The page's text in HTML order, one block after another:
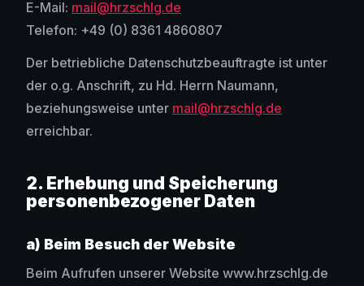
E-Mail: mail@hrzschlg.de
Telefon: +49 (0) 8361 4860807
Der betriebliche Datenschutzbeauftragte ist unter
der o.g. Anschrift, zu Hd. Herrn Naumann,
beziehungsweise unter mail@hrzschlg.de
erreichbar.
2. Erhebung und Speicherung
personenbezogener Daten
a) Beim Besuch der Website
Beim Aufrufen unserer Website www.hrzschlg.de